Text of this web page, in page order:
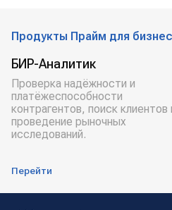
Продукты Прайм для
БИР-Аналитик
Проверка надёжности и
платёжеспособности
контрагентов, поиск клиентов
проведение рыночных
исследований.
Перейти